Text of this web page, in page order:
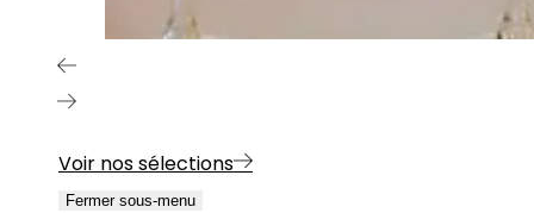
Voir nos sélections
Fermer sous-menu